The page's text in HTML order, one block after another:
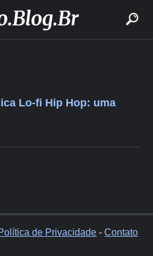
Lo-fi Hip Hop: uma
de Privacidade -Contato